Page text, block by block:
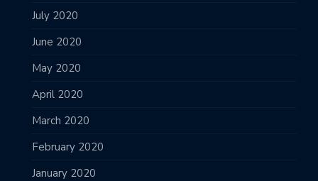
July 2020
June 2020
May 2020
April 2020
March 2020
February 2020
January 2020